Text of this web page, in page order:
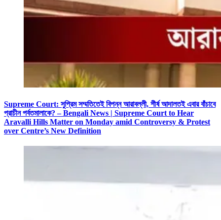
Supreme Court: সুপ্রিম সম্মতিতেই বিপন্ন আরাবল্লী, শীর্ষ আদালতই এবার বাঁচাবে
প্রাচীন পর্বতমালাকে? – Bengali News | Supreme Court to Hear
Aravalli Hills Matter on Monday amid Controversy & Protest
over Centre’s New Definition